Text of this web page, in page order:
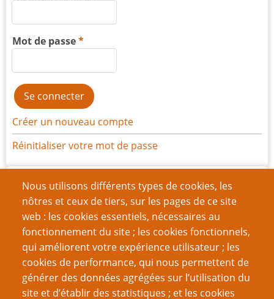
Nous utilisons différents types de cookies, les
nôtres et ceux de tiers, sur les pages de ce site
web : les cookies essentiels, nécessaires au
fonctionnement du site ; les cookies fonctionnels,
qui améliorent votre expérience utilisateur ; les
cookies de performance, qui nous permettent de
générer des données agrégées sur l’utilisation du
site et d’établir des statistiques ; et les cookies
Mot de passe
Créer un nouveau compte
Réinitialiser votre mot de passe
Archives
juillet 2026(1)
juin 2026(7)
mars 2026(11)
décembre 2025(15)